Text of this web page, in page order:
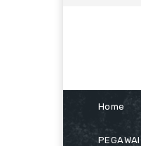
Home
PEGAWAI